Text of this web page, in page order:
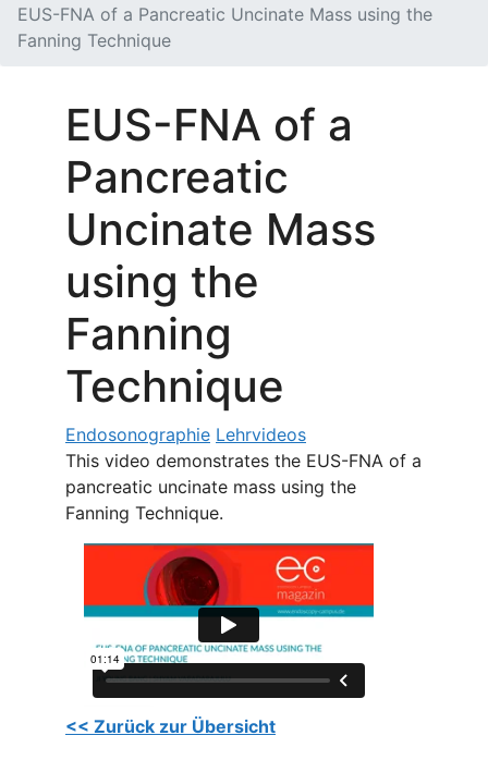
EUS-FNA of a Pancreatic Uncinate Mass using the
Fanning Technique
EUS-FNA of a
Pancreatic
Uncinate Mass
using the
Fanning
Technique
Endosonographie Lehrvideos
This video demonstrates the EUS-FNA of a
pancreatic uncinate mass using the
Fanning Technique.
<< Zurück zur Übersicht